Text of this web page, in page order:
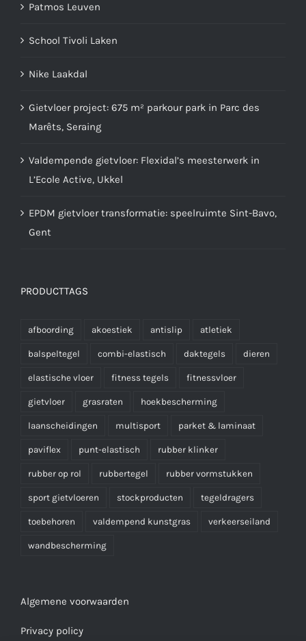
Patmos Leuven
School Tivoli Laken
Nike Laakdal
Gietvloer project: 675 m² parkour park in Parc des
Marêts, Seraing
Valdempende gietvloer: Flexidal’s meesterwerk in
L’Ecole Active, Ukkel
EPDM gietvloer transformatie: speelruimte Sint-Bavo,
Gent
PRODUCTTAGS
afboording akoestiek antislip atletiek
balspeltegel combi-elastisch daktegels dieren
elastische vloer fitness tegels fitnessvloer
gietvloer grasraten hoekbescherming
laanscheidingen multisport parket & laminaat
paviflex punt-elastisch rubber klinker
rubber op rol rubbertegel rubber vormstukken
sport gietvloeren stockproducten tegeldragers
toebehoren valdempend kunstgras verkeerseiland
wandbescherming
Algemene voorwaarden
Privacy policy